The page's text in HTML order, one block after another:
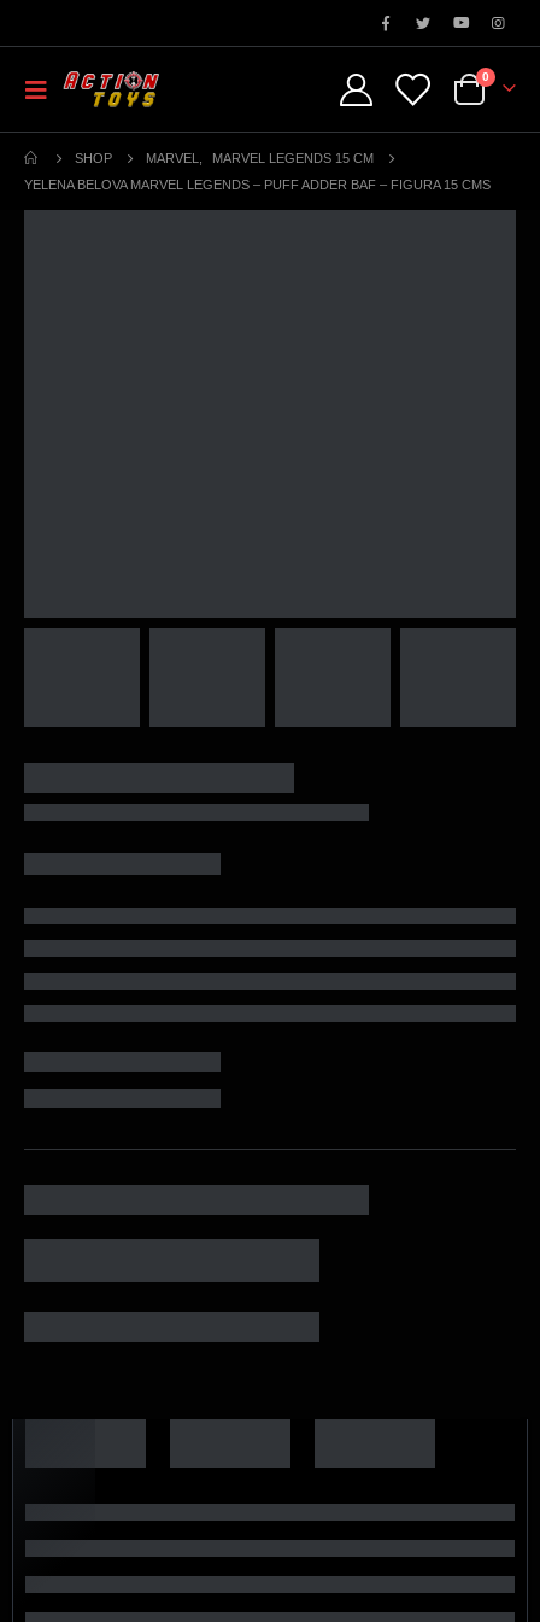
0
SHOP MARVEL
MARVEL LEGENDS 15 CM
YELENA BELOVA MARVEL LEGENDS – PUFF ADDER BAF – FIGURA 15 CMS